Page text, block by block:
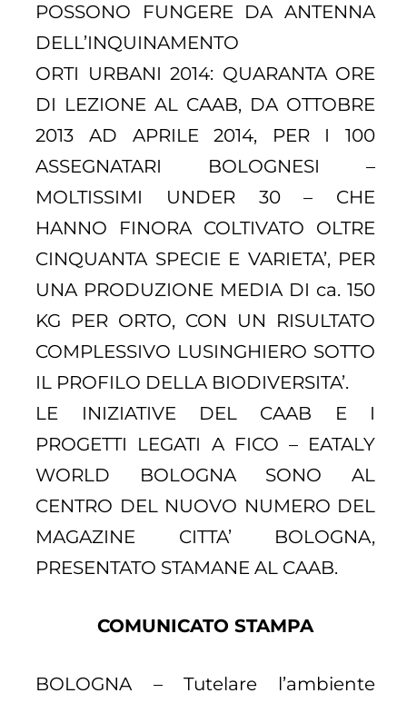
POSSONO FUNGERE DA ANTENNA
DELL’INQUINAMENTO
ORTI URBANI 2014: QUARANTA ORE
DI LEZIONE AL CAAB, DA OTTOBRE
2013 AD APRILE 2014, PER I 100
ASSEGNATARI BOLOGNESI –
MOLTISSIMI UNDER 30 – CHE
HANNO FINORA COLTIVATO OLTRE
CINQUANTA SPECIE E VARIETA’, PER
UNA PRODUZIONE MEDIA DI ca. 150
KG PER ORTO, CON UN RISULTATO
COMPLESSIVO LUSINGHIERO SOTTO
IL PROFILO DELLA BIODIVERSITA’.
LE INIZIATIVE DEL CAAB E I
PROGETTI LEGATI A FICO – EATALY
WORLD BOLOGNA SONO AL
CENTRO DEL NUOVO NUMERO DEL
MAGAZINE CITTA’ BOLOGNA,
PRESENTATO STAMANE AL CAAB.
COMUNICATO STAMPA
BOLOGNA – Tutelare l’ambiente